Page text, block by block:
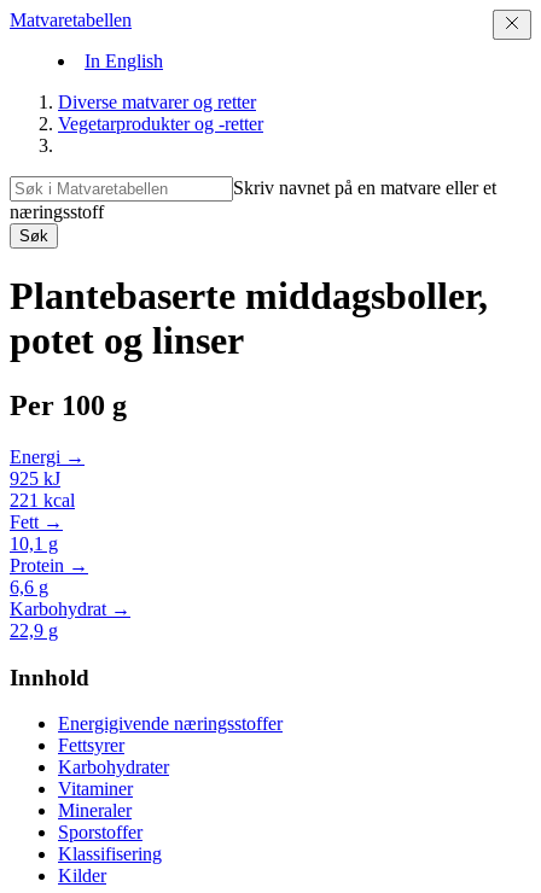
Matvaretabellen
In English
Diverse matvarer og retter
Vegetarprodukter og -retter
Skriv navnet på en matvare eller et
næringsstoff
Søk
Plantebaserte middagsboller,
potet og linser
Per 100 g
Energi →
925 kJ
221 kcal
Fett →
10,1 g
Protein →
6,6 g
Karbohydrat →
22,9 g
Innhold
Energigivende næringsstoffer
Fettsyrer
Karbohydrater
Vitaminer
Mineraler
Sporstoffer
Klassifisering
Kilder